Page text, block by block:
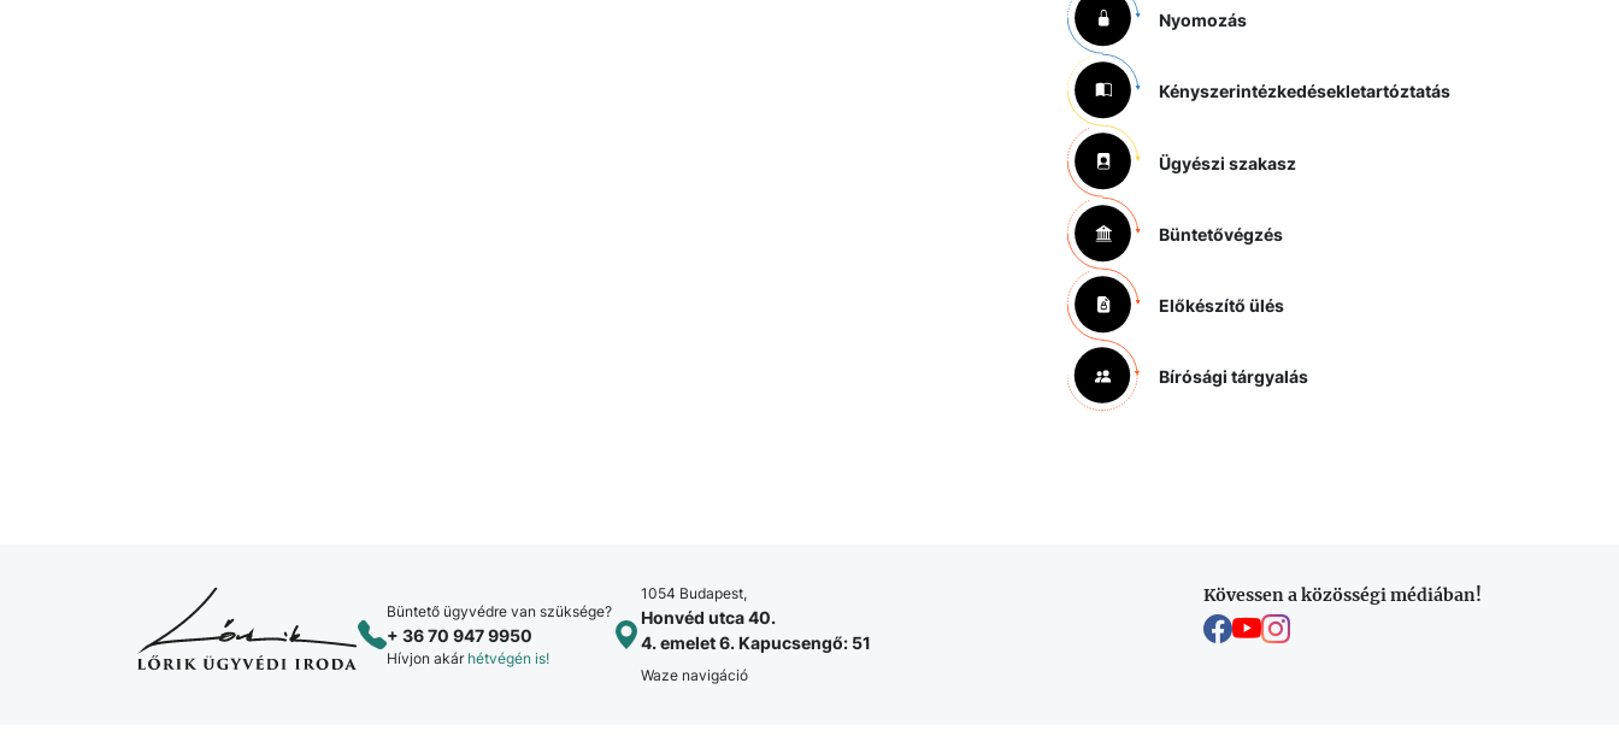
Nyomozás
Kényszerintézkedésekletartóztatás
Ügyészi szakasz
Büntetővégzés
Előkészítő ülés
Bírósági tárgyalás
Büntető ügyvédre van szüksége?
+ 36 70 947 9950
Hívjon akár hétvégén is!
1054 Budapest,
Honvéd utca 40.
4. emelet 6. Kapucsengő: 51
Waze navigáció
Kövessen a közösségi médiában!